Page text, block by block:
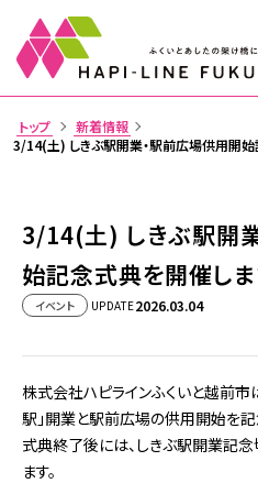
運行状況
時刻表・運賃
路線・駅情報
きっぷ・利用案内
忘れ物
トップ
新着情報
3/14(土) しきぶ駅開業・駅前広場供用開
3/14(土) しきぶ駅開
始記念式典を開催し
イベント UPDATE2026.03.04
株式会社ハピラインふくいと越前市
駅」開業と駅前広場の供用開始を記
式典終了後には、しきぶ駅開業記
ます。